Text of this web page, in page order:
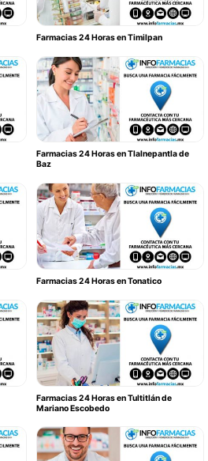
Farmacias 24 Horas en Timilpan
Farmacias 24 Horas en Tlalnepantla de
Baz
Farmacias 24 Horas en Tonatico
Farmacias 24 Horas en Tultitlán de
Mariano Escobedo